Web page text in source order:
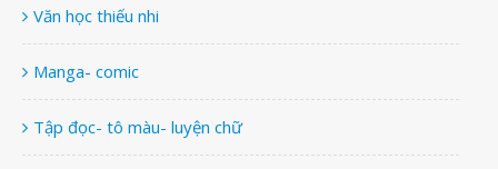
Văn học thiếu nhi
Manga- comic
Tập đọc- tô màu- luyện chữ